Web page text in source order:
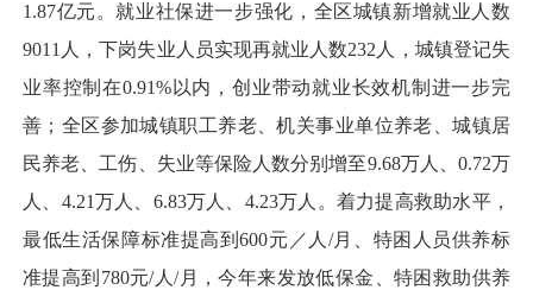
1.87亿元。就业社保进一步强化，全区城镇新增就业人数
9011人，下岗失业人员实现再就业人数232人，城镇登记失
业率控制在0.91%以内，创业带动就业长效机制进一步完
善；全区参加城镇职工养老、机关事业单位养老、城镇居
民养老、工伤、失业等保险人数分别增至9.68万人、0.72万
人、4.21万人、6.83万人、4.23万人。着力提高救助水平，
最低生活保障标准提高到600元／人/月、特困人员供养标
准提高到780元/人/月，今年来发放低保金、特困救助供养